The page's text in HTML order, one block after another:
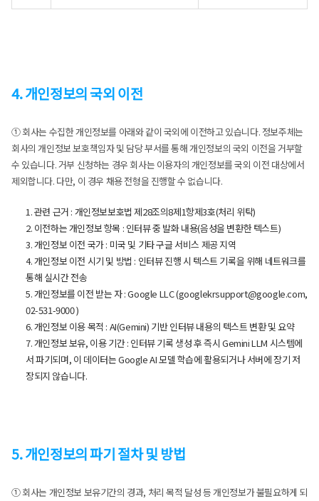
4. 개인정보의 국외 이전
① 회사는 수집한 개인정보를 아래와 같이 국외에 이전하고 있습니다. 정보주체는
회사의 개인정보 보호책임자 및 담당 부서를 통해 개인정보의 국외 이전을 거부할
수 있습니다. 거부 신청하는 경우 회사는 이용자의 개인정보를 국외 이전 대상에서
제외합니다. 다만, 이 경우 채용 전형을 진행할 수 없습니다.
1. 관련 근거 : 개인정보보호법 제28조의8제1항제3호(처리 위탁)
2. 이전하는 개인정보 항목 : 인터뷰 중 발화 내용(음성을 변환한 텍스트)
3. 개인정보 이전 국가 : 미국 및 기타 구글 서비스 제공 지역
4. 개인정보 이전 시기 및 방법 : 인터뷰 진행 시 텍스트 기록을 위해 네트워크를
통해 실시간 전송
5. 개인정보를 이전 받는 자 : Google LLC (googlekrsupport@google.com,
02-531-9000 )
6. 개인정보 이용 목적 : AI(Gemini) 기반 인터뷰 내용의 텍스트 변환 및 요약
7. 개인정보 보유, 이용 기간 : 인터뷰 기록 생성 후 즉시 Gemini LLM 시스템에
서 파기되며, 이 데이터는 Google AI 모델 학습에 활용되거나 서버에 장기 저
장되지 않습니다.
5. 개인정보의 파기 절차 및 방법
① 회사는 개인정보 보유기간의 경과, 처리 목적 달성 등 개인정보가 불필요하게 되